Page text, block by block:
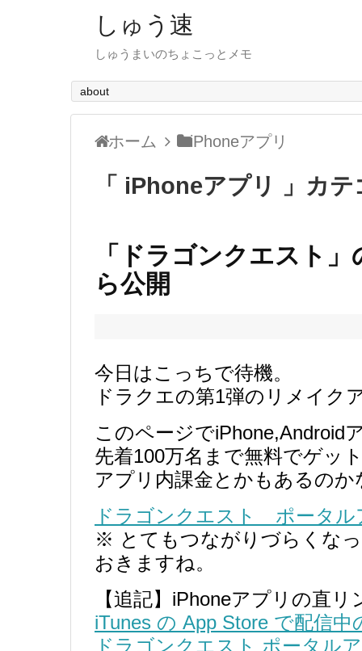
しゅう速
しゅうまいのちょこっとメモ
about
ホーム iPhoneアプリ
「 iPhoneアプリ 」カ
「ドラゴンクエスト
ら公開
今日はこっちで待機。
ドラクエの第1弾のリメイク
このページでiPhone,Android
先着100万名まで無料でゲッ
アプリ内課金とかもあるのか
ドラゴンクエスト ポータル
※ とてもつながりづらくな
おきますね。
【追記】iPhoneアプリの直リ
iTunes の App Store で配信中
ドラゴンクエスト ポータル